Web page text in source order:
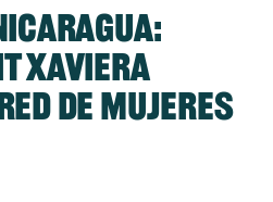
Xaviera
de Mujeres